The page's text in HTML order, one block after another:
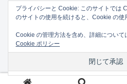
プライバシーと Cookie: このサイトでは
のサイトの使用を続けると、Cookie の使
Cookie の管理方法を含め、詳細について
Cookie ポリシー